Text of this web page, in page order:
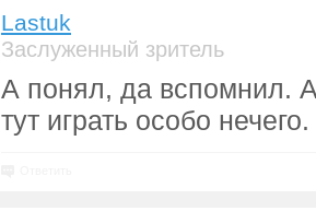
Lastuk
Заслуженный зритель
А понял, да вспомнил.
тут играть особо нечего.